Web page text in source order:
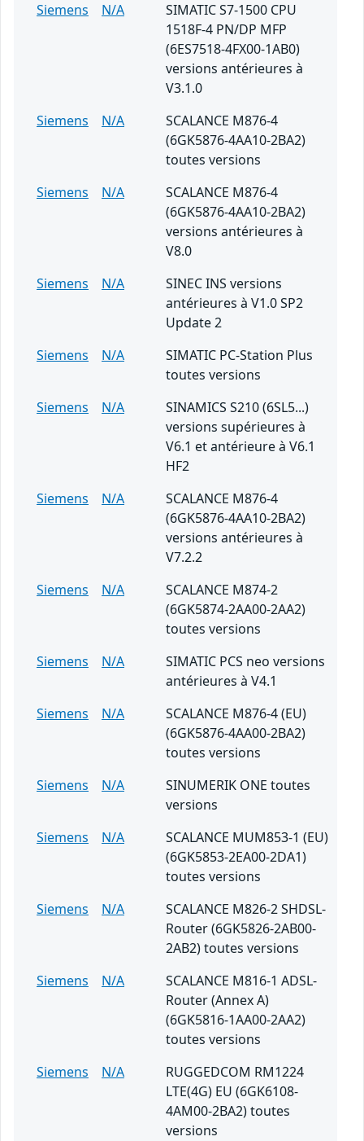
Siemens
N/A
SIMATIC S7-1500 CPU
1518F-4 PN/DP MFP
(6ES7518-4FX00-1AB0)
versions antérieures à
V3.1.0
Siemens
N/A
SCALANCE M876-4
(6GK5876-4AA10-2BA2)
toutes versions
Siemens
N/A
SCALANCE M876-4
(6GK5876-4AA10-2BA2)
versions antérieures à
V8.0
Siemens
N/A
SINEC INS versions
antérieures à V1.0 SP2
Update 2
Siemens
N/A
SIMATIC PC-Station Plus
toutes versions
Siemens
N/A
SINAMICS S210 (6SL5...)
versions supérieures à
V6.1 et antérieure à V6.1
HF2
Siemens
N/A
SCALANCE M876-4
(6GK5876-4AA10-2BA2)
versions antérieures à
V7.2.2
Siemens
N/A
SCALANCE M874-2
(6GK5874-2AA00-2AA2)
toutes versions
Siemens
N/A
SIMATIC PCS neo versions
antérieures à V4.1
Siemens
N/A
SCALANCE M876-4 (EU)
(6GK5876-4AA00-2BA2)
toutes versions
Siemens
N/A
SINUMERIK ONE toutes
versions
Siemens
N/A
SCALANCE MUM853-1 (EU)
(6GK5853-2EA00-2DA1)
toutes versions
Siemens
N/A
SCALANCE M826-2 SHDSL-
Router (6GK5826-2AB00-
2AB2) toutes versions
Siemens
N/A
SCALANCE M816-1 ADSL-
Router (Annex A)
(6GK5816-1AA00-2AA2)
toutes versions
Siemens
N/A
RUGGEDCOM RM1224
LTE(4G) EU (6GK6108-
4AM00-2BA2) toutes
versions